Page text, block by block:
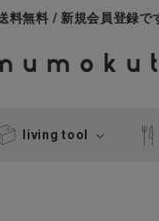
料無料 / 新規会員登録
living tool